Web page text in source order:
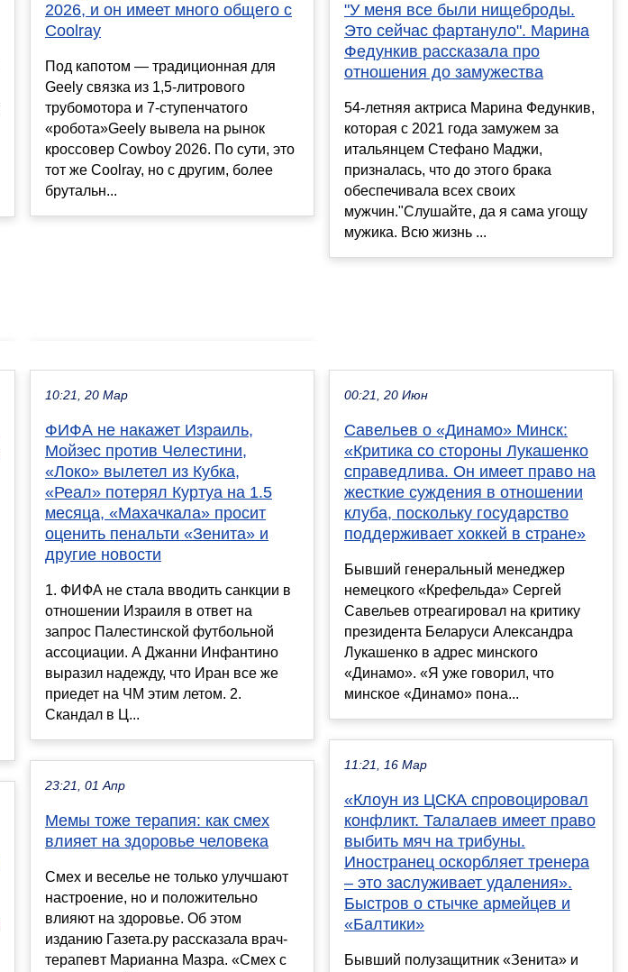
2026, и он имеет много общего с
Coolray
Под капотом — традиционная для
Geely связка из 1,5-литрового
трубомотора и 7-ступенчатого
«робота»Geely вывела на рынок
кроссовер Cowboy 2026. По сути, это
тот же Coolray, но с другим, более
брутальн...
"У меня все были нищеброды.
Это сейчас фартануло". Марина
Федункив рассказала про
отношения до замужества
54-летняя актриса Марина Федункив,
которая с 2021 года замужем за
итальянцем Стефано Маджи,
призналась, что до этого брака
обеспечивала всех своих
мужчин."Слушайте, да я сама угощу
мужика. Всю жизнь ...
10:21, 20 Мар
ФИФА не накажет Израиль,
Мойзес против Челестини,
«Локо» вылетел из Кубка,
«Реал» потерял Куртуа на 1.5
месяца, «Махачкала» просит
оценить пенальти «Зенита» и
другие новости
1. ФИФА не стала вводить санкции в
отношении Израиля в ответ на
запрос Палестинской футбольной
ассоциации. А Джанни Инфантино
выразил надежду, что Иран все же
приедет на ЧМ этим летом. 2.
Скандал в Ц...
23:21, 01 Апр
Мемы тоже терапия: как смех
влияет на здоровье человека
Смех и веселье не только улучшают
настроение, но и положительно
влияют на здоровье. Об этом
изданию Газета.ру рассказала врач-
терапевт Марианна Мазра. «Смех с
00:21, 20 Июн
Савельев о «Динамо» Минск:
«Критика со стороны Лукашенко
справедлива. Он имеет право на
жесткие суждения в отношении
клуба, поскольку государство
поддерживает хоккей в стране»
Бывший генеральный менеджер
немецкого «Крефельда» Сергей
Савельев отреагировал на критику
президента Беларуси Александра
Лукашенко в адрес минского
«Динамо». «Я уже говорил, что
минское «Динамо» пона...
11:21, 16 Мар
«Клоун из ЦСКА спровоцировал
конфликт. Талалаев имеет право
выбить мяч на трибуны.
Иностранец оскорбляет тренера
– это заслуживает удаления».
Быстров о стычке армейцев и
«Балтики»
Бывший полузащитник «Зенита» и